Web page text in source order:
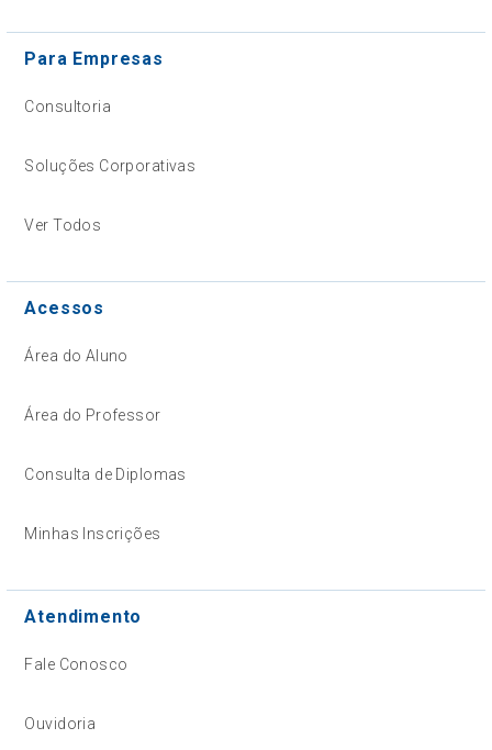
Para Empresas
Consultoria
Soluções Corporativas
Ver Todos
Acessos
Área do Aluno
Área do Professor
Consulta de Diplomas
Minhas Inscrições
Atendimento
Fale Conosco
Ouvidoria